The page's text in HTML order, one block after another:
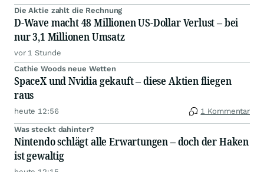
Die Aktie zahlt die Rechnung
D-Wave macht 48 Millionen US-Dollar Verlust – bei
nur 3,1 Millionen Umsatz
vor 1 Stunde
Cathie Woods neue Wetten
SpaceX und Nvidia gekauft – diese Aktien fliegen
raus
heute 12:56 1 Kommentar
Was steckt dahinter?
Nintendo schlägt alle Erwartungen – doch der Haken
ist gewaltig